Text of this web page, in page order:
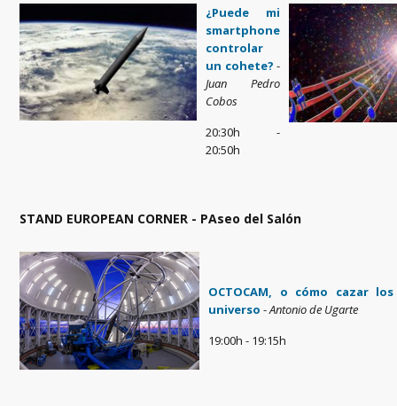
¿Puede mi
smartphone
controlar
un cohete? -
Juan Pedro
Cobos
20:30h -
20:50h
STAND EUROPEAN CORNER - PAseo del Salón
OCTOCAM, o cómo cazar
universo -Antonio de Ugarte
19:00h - 19:15h